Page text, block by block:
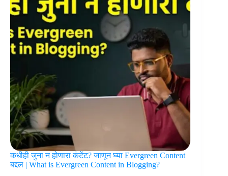
कधीही जुना न होणारा कंटेंट? जाणून घ्या Evergreen Content
बद्दल | What is Evergreen Content in Blogging?